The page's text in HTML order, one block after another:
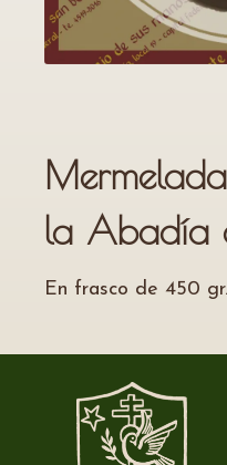
la Abadía
En frasco de 450 gr.